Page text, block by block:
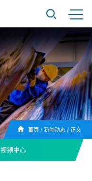
首页/ 新闻动态/ 正文
视频中心